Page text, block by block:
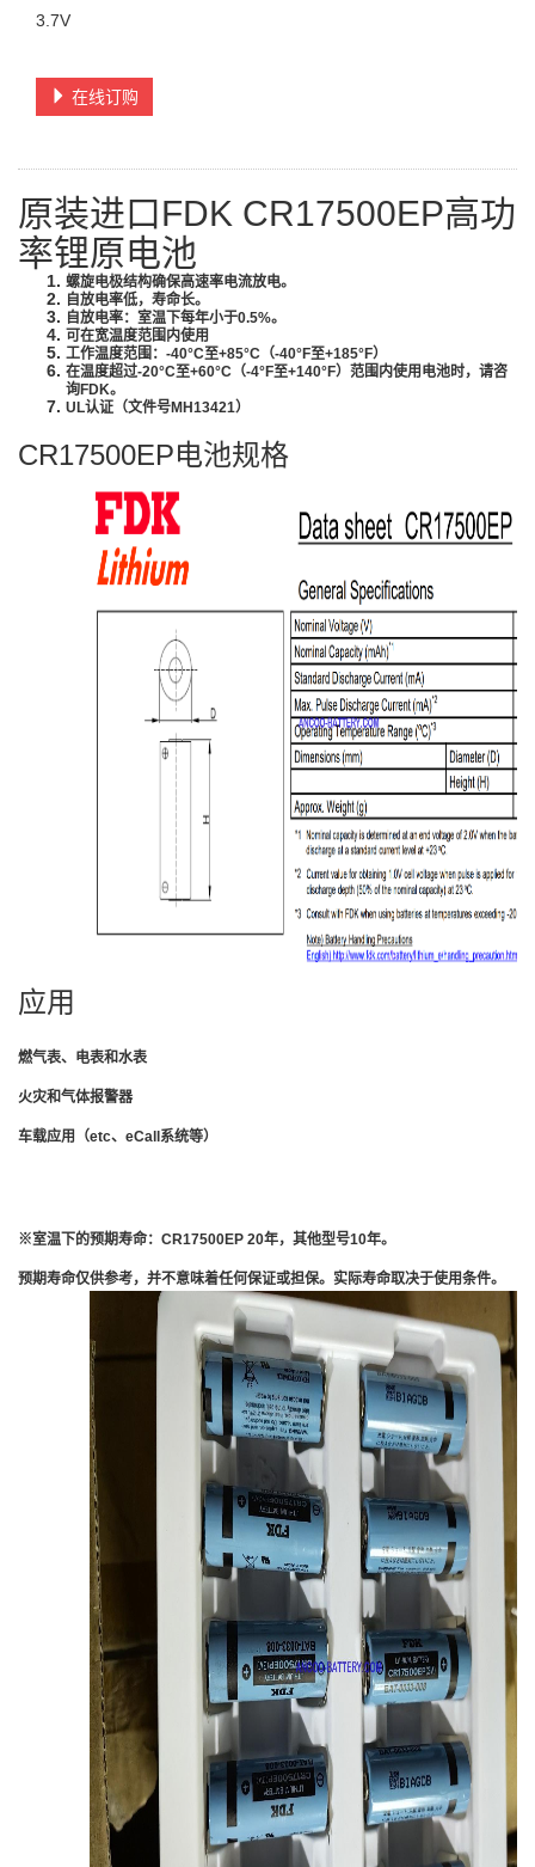
3.7V
在线订购
原装进口FDK CR17500EP高功
率锂原电池
螺旋电极结构确保高速率电流放电。
自放电率低，寿命长。
自放电率：室温下每年小于0.5%。
可在宽温度范围内使用
工作温度范围：-40°C至+85°C（-40°F至+185°F）
在温度超过-20°C至+60°C（-4°F至+140°F）范围内使用电池时，请咨
询FDK。
UL认证（文件号MH13421）
CR17500EP电池规格
应用
燃气表、电表和水表
火灾和气体报警器
车载应用（etc、eCall系统等）
※室温下的预期寿命：CR17500EP 20年，其他型号10年。
预期寿命仅供参考，并不意味着任何保证或担保。实际寿命取决于使用条件。